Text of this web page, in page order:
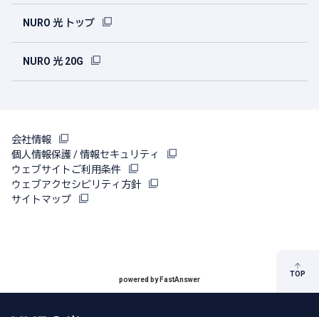
NURO 光 トップ
NURO 光 20G
会社情報
個人情報保護 / 情報セキュリティ
ウェブサイトご利用条件
ウェブアクセシビリティ方針
サイトマップ
powered by FastAnswer
TOP